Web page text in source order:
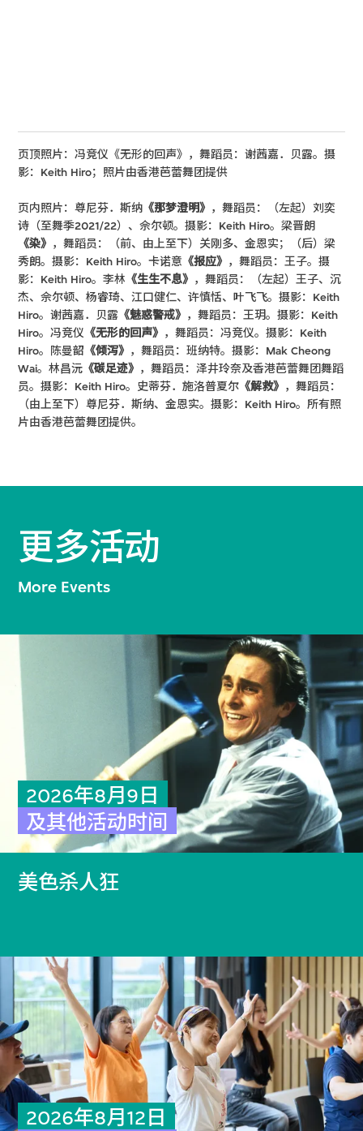
页顶照片：冯竞仪《无形的回声》，舞蹈员：谢茜嘉．贝露。摄
影：Keith Hiro；照片由香港芭蕾舞团提供
页内照片：尊尼芬．斯纳 《那梦澄明》 ，舞蹈员：（左起）刘奕
诗（至舞季2021/22）、佘尔顿。摄影：Keith Hiro。梁晋朗
《染》 ，舞蹈员：（前、由上至下）关刚多、金恩实；（后）梁
秀朗。摄影：Keith Hiro。卡诺意 《报应》 ，舞蹈员：王子。摄
影：Keith Hiro。李林 《生生不息》 ，舞蹈员：（左起）王子、沉
杰、佘尔顿、杨睿琦、江口健仁、许慎恬、叶飞飞。摄影：Keith
Hiro。谢茜嘉．贝露 《魅惑警戒》 ，舞蹈员：王玥。摄影：Keith
Hiro。冯竞仪 《无形的回声》 ，舞蹈员：冯竞仪。摄影：Keith
Hiro。陈曼韶 《倾泻》 ，舞蹈员：班纳特。摄影：Mak Cheong
Wai。林昌沅 《碳足迹》 ，舞蹈员：泽井玲奈及香港芭蕾舞团舞蹈
员。摄影：Keith Hiro。史蒂芬．施洛普夏尔 《解救》 ，舞蹈员：
（由上至下）尊尼芬．斯纳、金恩实。摄影：Keith Hiro。所有照
片由香港芭蕾舞团提供。
更多活动
More Events
2026年8月9日
及其他活动时间
美色杀人狂
2026年8月12日